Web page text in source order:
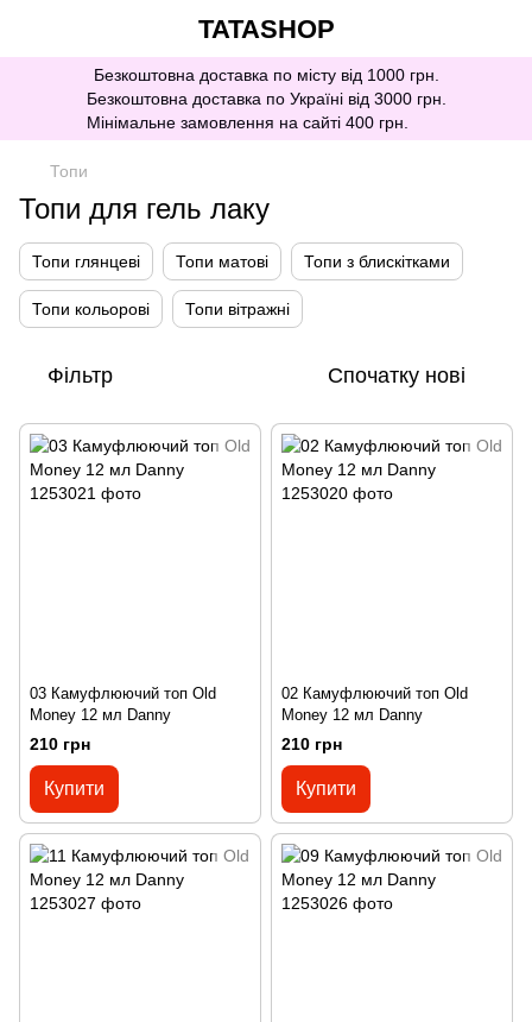
TATASHOP
Безкоштовна доставка по місту від 1000 грн.
Безкоштовна доставка по Україні від 3000 грн.
Мінімальне замовлення на сайті 400 грн.
Топи
Топи для гель лаку
Топи глянцеві Топи матові Топи з блискітками
Топи кольорові Топи вітражні
Фільтр Спочатку нові
03 Камуфлюючий топ Old
Money 12 мл Danny
210 грн
Купити
02 Камуфлюючий топ Old
Money 12 мл Danny
210 грн
Купити